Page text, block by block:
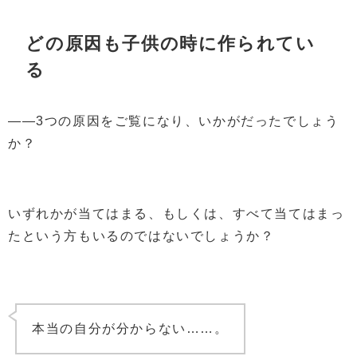
どの原因も子供の時に作られてい
る
――3つの原因をご覧になり、いかがだったでしょう
か？
いずれかが当てはまる、もしくは、すべて当てはまっ
たという方もいるのではないでしょうか？
本当の自分が分からない……。